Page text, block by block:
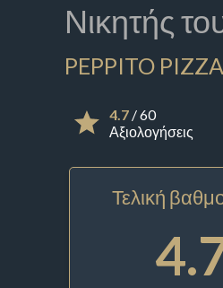
Νικητής
PEPPITO PIZZA
4.7/ 60
Αξιολογήσεις
Τελική